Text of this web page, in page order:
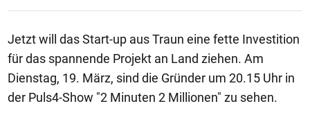
Jetzt will das Start-up aus Traun eine fette Investition
für das spannende Projekt an Land ziehen. Am
Dienstag, 19. März, sind die Gründer um 20.15 Uhr in
der Puls4-Show "2 Minuten 2 Millionen" zu sehen.